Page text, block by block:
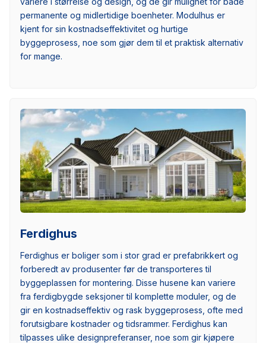
permanente og midlertidige boenheter. Modulhus er
kjent for sin kostnadseffektivitet og hurtige
byggeprosess, noe som gjør dem til et praktisk alternativ
for mange.
Ferdighus
Ferdighus er boliger som i stor grad er prefabrikkert og
forberedt av produsenter før de transporteres til
byggeplassen for montering. Disse husene kan variere
fra ferdigbygde seksjoner til komplette moduler, og de
gir en kostnadseffektiv og rask byggeprosess, ofte med
forutsigbare kostnader og tidsrammer. Ferdighus kan
tilpasses ulike designpreferanser, noe som gir kjøpere